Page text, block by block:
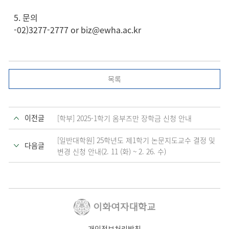
5. 문의
-02)3277-2777 orbiz@ewha.ac.kr
목록
이전글 [학부] 2025-1학기 옴부즈만 장학금 신청 안내
다음글
[일반대학원] 25학년도 제1학기 논문지도교수 결정 및
변경 신청 안내(2. 11 (화) ~ 2. 26. 수)